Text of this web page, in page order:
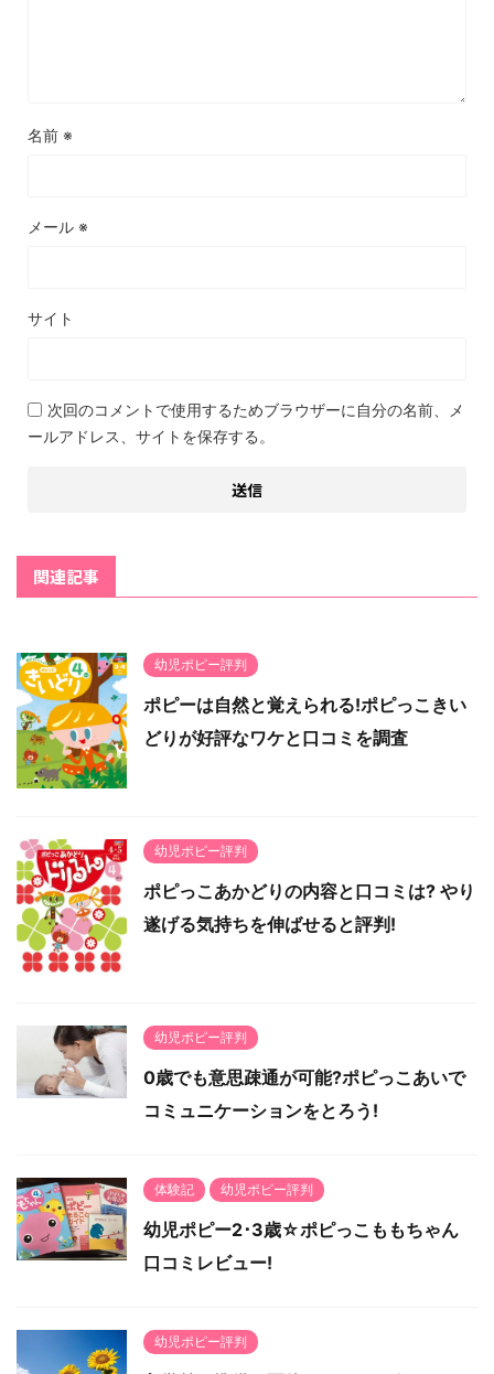
名前 ※
メール ※
サイト
次回のコメントで使用するためブラウザーに自分の名前、メ
ールアドレス、サイトを保存する。
関連記事
幼児ポピー評判
ポピーは自然と覚えられる!ポピっこきい
どりが好評なワケと口コミを調査
幼児ポピー評判
ポピっこあかどりの内容と口コミは? やり
遂げる気持ちを伸ばせると評判!
幼児ポピー評判
0歳でも意思疎通が可能?ポピっこあいで
コミュニケーションをとろう!
体験記 幼児ポピー評判
幼児ポピー2･3歳☆ポピっこももちゃん
口コミレビュー!
幼児ポピー評判